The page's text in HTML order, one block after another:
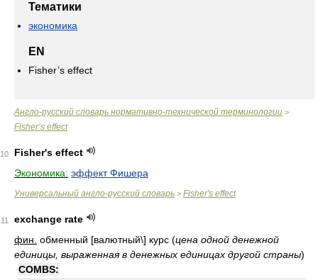
Тематики
экономика
EN
Fisher’s effect
Англо-русский словарь нормативно-технической терминологии >
Fisher’s effect
10
Fisher's effect
Экономика: эффект Фишера
Универсальный англо-русский словарь > Fisher's effect
11
exchange rate
фин. обменный [валютный\] курс (цена одной денежной
единицы, выраженная в денежных единицах другой страны)
COMBS: